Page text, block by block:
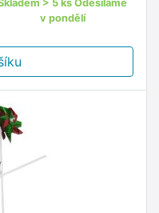
> 5 ks Odesíláme
v pondělí